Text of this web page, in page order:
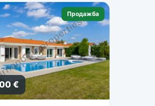
Продажба
€